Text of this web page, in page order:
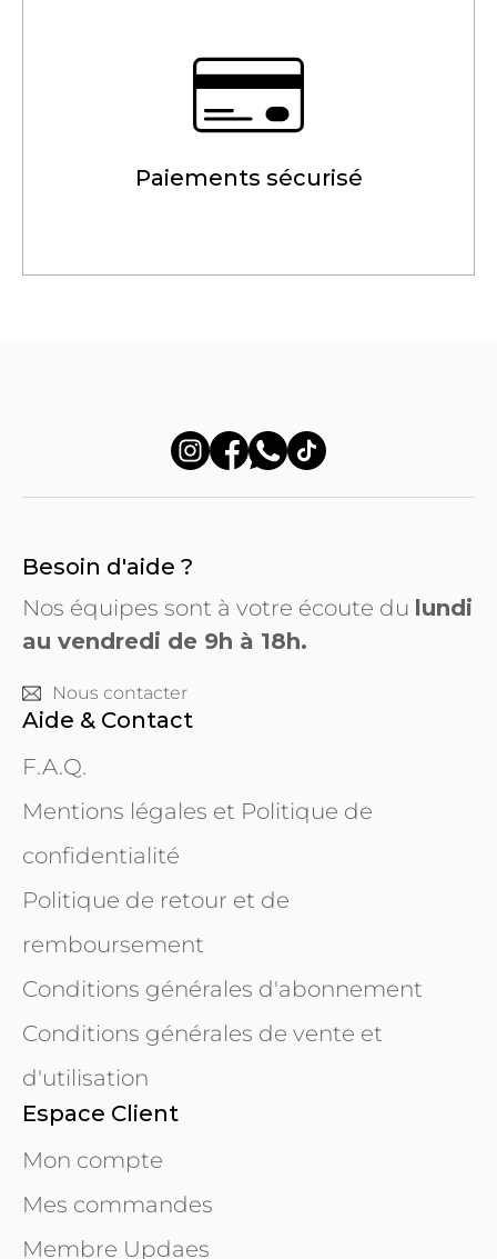
Paiements sécurisé
Besoin d'aide ?
Nos équipes sont à votre écoute du lundi
au vendredi de 9h à 18h.
Nous contacter
Aide & Contact
F.A.Q.
Mentions légales et Politique de
confidentialité
Politique de retour et de
remboursement
Conditions générales d'abonnement
Conditions générales de vente et
d'utilisation
Espace Client
Mon compte
Mes commandes
Membre Updaes